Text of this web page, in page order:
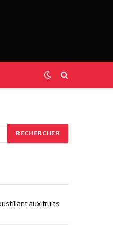
aux fruits